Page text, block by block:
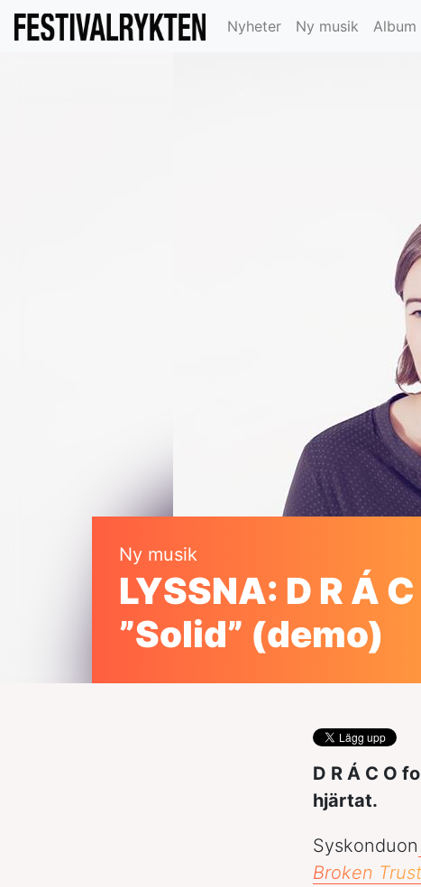
Nyheter Ny musik Album
Ny musik
LYSSNA: D R Á C
”Solid” (demo)
D R Á C O
hjärtat.
Syskonduon
Broken Trust